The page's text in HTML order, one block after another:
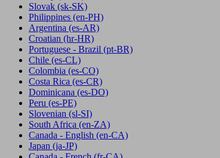
Slovak (sk-SK)
Philippines (en-PH)
Argentina (es-AR)
Croatian (hr-HR)
Portuguese - Brazil (pt-BR)
Chile (es-CL)
Colombia (es-CO)
Costa Rica (es-CR)
Dominicana (es-DO)
Peru (es-PE)
Slovenian (sl-SI)
South Africa (en-ZA)
Canada - English (en-CA)
Japan (ja-JP)